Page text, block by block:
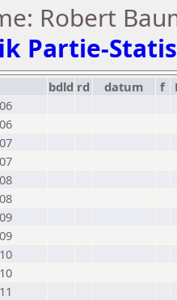
Robert
Partie-
bdld rd datum f